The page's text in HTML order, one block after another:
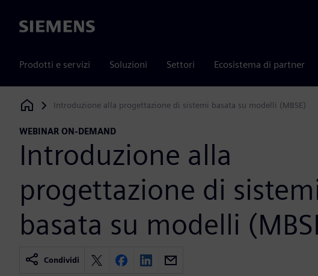
Siemens
Prodotti e servizi Soluzioni Settori Ecosistema di partner
Siemens Digital Industries Software
Introduzione alla progettazione di sistemi basata su modelli (MBSE)
WEBINAR ON-DEMAND
Introduzione alla
progettazione di
basata su modelli
Condividi